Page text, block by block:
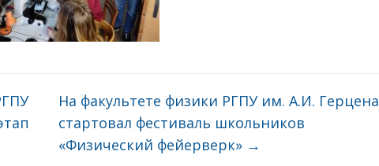
На факультете физики РГПУ им. А.И. Герцена
стартовал фестиваль школьников
«Физический фейерверк» →